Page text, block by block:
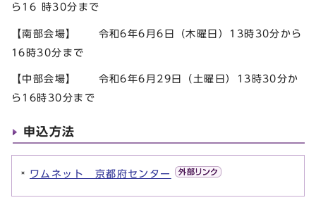
ら16 時30分まで
【南部会場】 令和6年6月6日（木曜日）13時30分から
16時30分まで
【中部会場】 令和6年6月29日（土曜日）13時30分か
ら16時30分まで
申込方法
ワムネット 京都府センター